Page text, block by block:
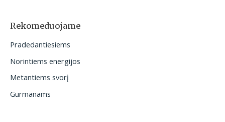
o
:
Rekomeduojame
Pradedantiesiems
Norintiems energijos
Metantiems svorį
Gurmanams